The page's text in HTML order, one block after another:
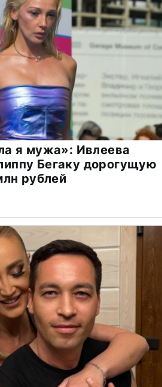
я мужа»: Ивлеева
Бегаку дорогущую
рублей